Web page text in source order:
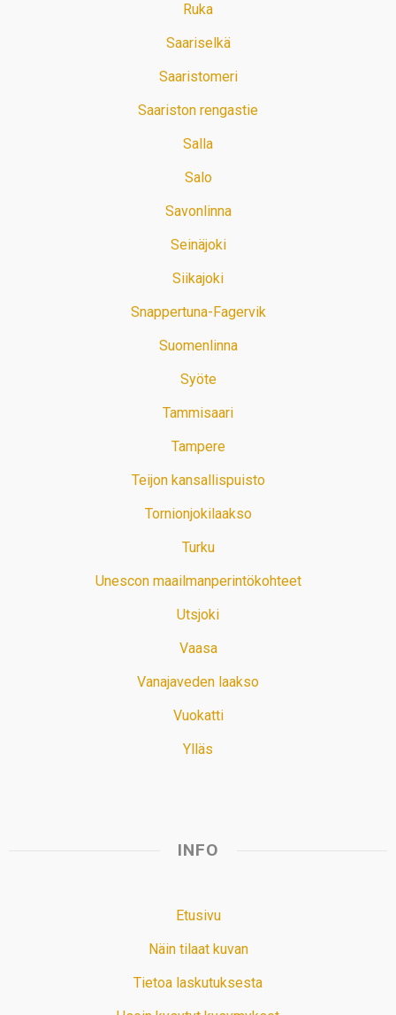
Ruka
Saariselkä
Saaristomeri
Saariston rengastie
Salla
Salo
Savonlinna
Seinäjoki
Siikajoki
Snappertuna-Fagervik
Suomenlinna
Syöte
Tammisaari
Tampere
Teijon kansallispuisto
Tornionjokilaakso
Turku
Unescon maailmanperintökohteet
Utsjoki
Vaasa
Vanajaveden laakso
Vuokatti
Ylläs
INFO
Etusivu
Näin tilaat kuvan
Tietoa laskutuksesta